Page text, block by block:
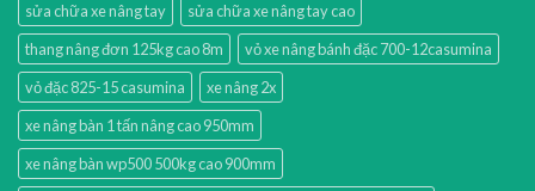
sửa chữa xe nâng tay
sửa chữa xe nâng tay cao
thang nâng đơn 125kg cao 8m
vỏ xe nâng bánh đặc 700-12casumina
vỏ đặc 825-15 casumina
xe nâng 2x
xe nâng bàn 1 tấn nâng cao 950mm
xe nâng bàn wp500 500kg cao 900mm